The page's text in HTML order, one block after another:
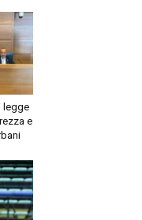
legge
e